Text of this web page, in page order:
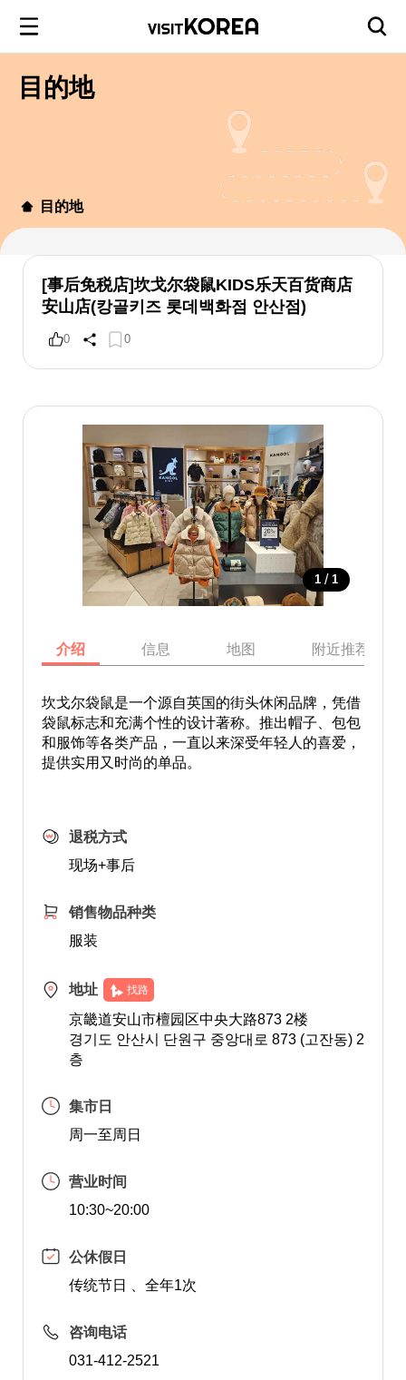
目的地
目的地
[事后免税店]坎戈尔袋鼠KIDS乐天百货商店
安山店(캉골키즈 롯데백화점 안산점)
0 0
1 / 1
介绍 信息 地图 附近推荐景点
坎戈尔袋鼠是一个源自英国的街头休闲品牌，凭借
袋鼠标志和充满个性的设计著称。推出帽子、包包
和服饰等各类产品，一直以来深受年轻人的喜爱，
提供实用又时尚的单品。
退税方式
现场+事后
销售物品种类
服装
地址 找路
京畿道安山市檀园区中央大路873 2楼
경기도 안산시 단원구 중앙대로 873 (고잔동) 2
층
集市日
周一至周日
营业时间
10:30~20:00
公休假日
传统节日 、全年1次
咨询电话
031-412-2521